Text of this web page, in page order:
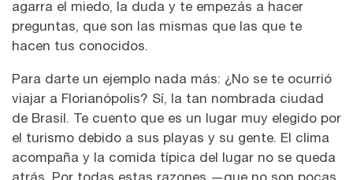
agarra el miedo, la duda y te empezás a hacer
preguntas, que son las mismas que las que te
hacen tus conocidos.
Para darte un ejemplo nada más: ¿No se te ocurrió
viajar a Florianópolis? Sí, la tan nombrada ciudad
de Brasil. Te cuento que es un lugar muy elegido por
el turismo debido a sus playas y su gente. El clima
acompaña y la comida típica del lugar no se queda
atrás. Por todas estas razones —que no son pocas